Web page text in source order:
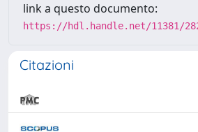
link a questo documento:
https://hdl.handle.net/11381/
Citazioni